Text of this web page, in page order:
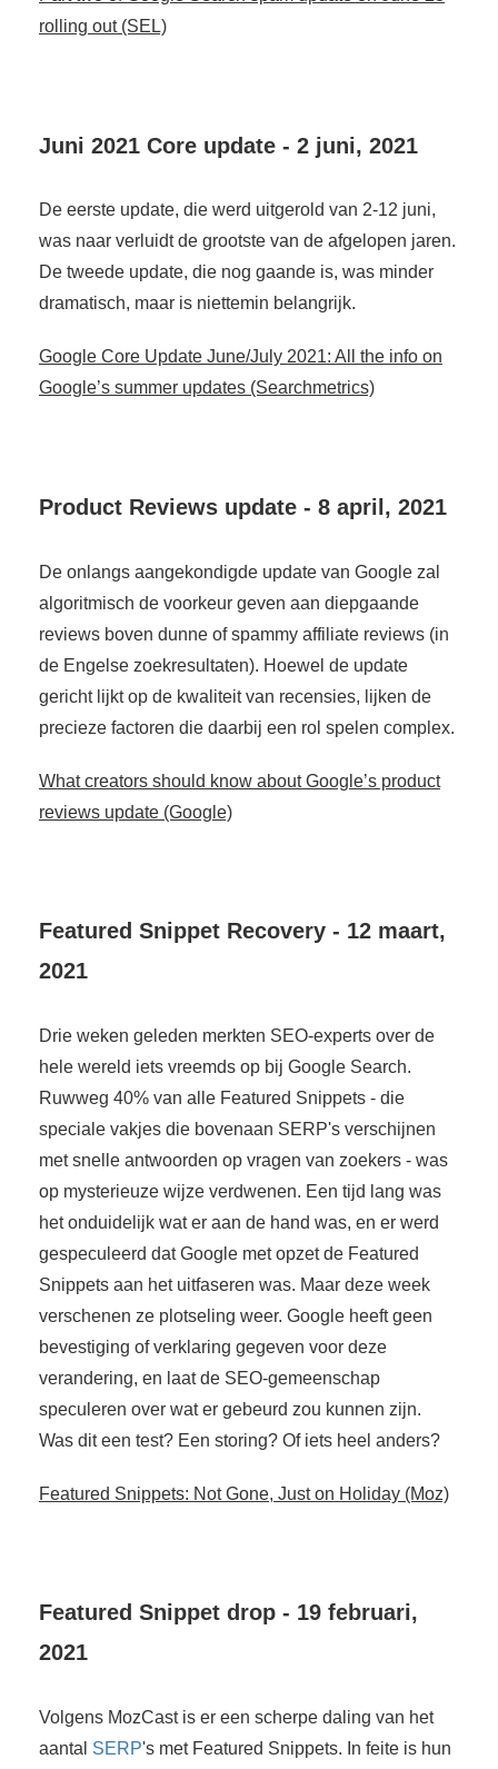
rolling out (SEL)
Juni 2021 Core update - 2 juni, 2021
De eerste update, die werd uitgerold van 2-12 juni,
was naar verluidt de grootste van de afgelopen jaren.
De tweede update, die nog gaande is, was minder
dramatisch, maar is niettemin belangrijk.
Google Core Update June/July 2021: All the info on
Google’s summer updates (Searchmetrics)
Product Reviews update - 8 april, 2021
De onlangs aangekondigde update van Google zal
algoritmisch de voorkeur geven aan diepgaande
reviews boven dunne of spammy affiliate reviews (in
de Engelse zoekresultaten). Hoewel de update
gericht lijkt op de kwaliteit van recensies, lijken de
precieze factoren die daarbij een rol spelen complex.
What creators should know about Google’s product
reviews update (Google)
Featured Snippet Recovery - 12 maart,
2021
Drie weken geleden merkten SEO-experts over de
hele wereld iets vreemds op bij Google Search.
Ruwweg 40% van alle Featured Snippets - die
speciale vakjes die bovenaan SERP's verschijnen
met snelle antwoorden op vragen van zoekers - was
op mysterieuze wijze verdwenen. Een tijd lang was
het onduidelijk wat er aan de hand was, en er werd
gespeculeerd dat Google met opzet de Featured
Snippets aan het uitfaseren was. Maar deze week
verschenen ze plotseling weer. Google heeft geen
bevestiging of verklaring gegeven voor deze
verandering, en laat de SEO-gemeenschap
speculeren over wat er gebeurd zou kunnen zijn.
Was dit een test? Een storing? Of iets heel anders?
Featured Snippets: Not Gone, Just on Holiday (Moz)
Featured Snippet drop - 19 februari,
2021
Volgens MozCast is er een scherpe daling van het
aantal SERP's met Featured Snippets. In feite is hun